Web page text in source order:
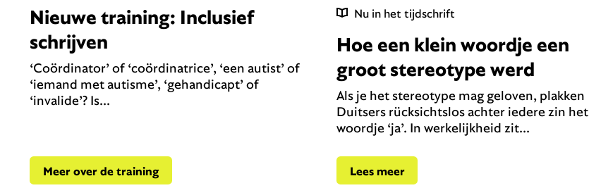
Nieuwe training: Inclusief
schrijven
‘Coördinator’ of ‘coördinatrice’, ‘een autist’ of
‘iemand met autisme’, ‘gehandicapt’ of
‘invalide’? Is...
Meer over de training
Nu in het tijdschrift
Hoe een klein woordje een
groot stereotype werd
Als je het stereotype mag geloven, plakken
Duitsers rücksichtslos achter iedere zin het
woordje ‘ja’. In werkelijkheid zit...
Lees meer